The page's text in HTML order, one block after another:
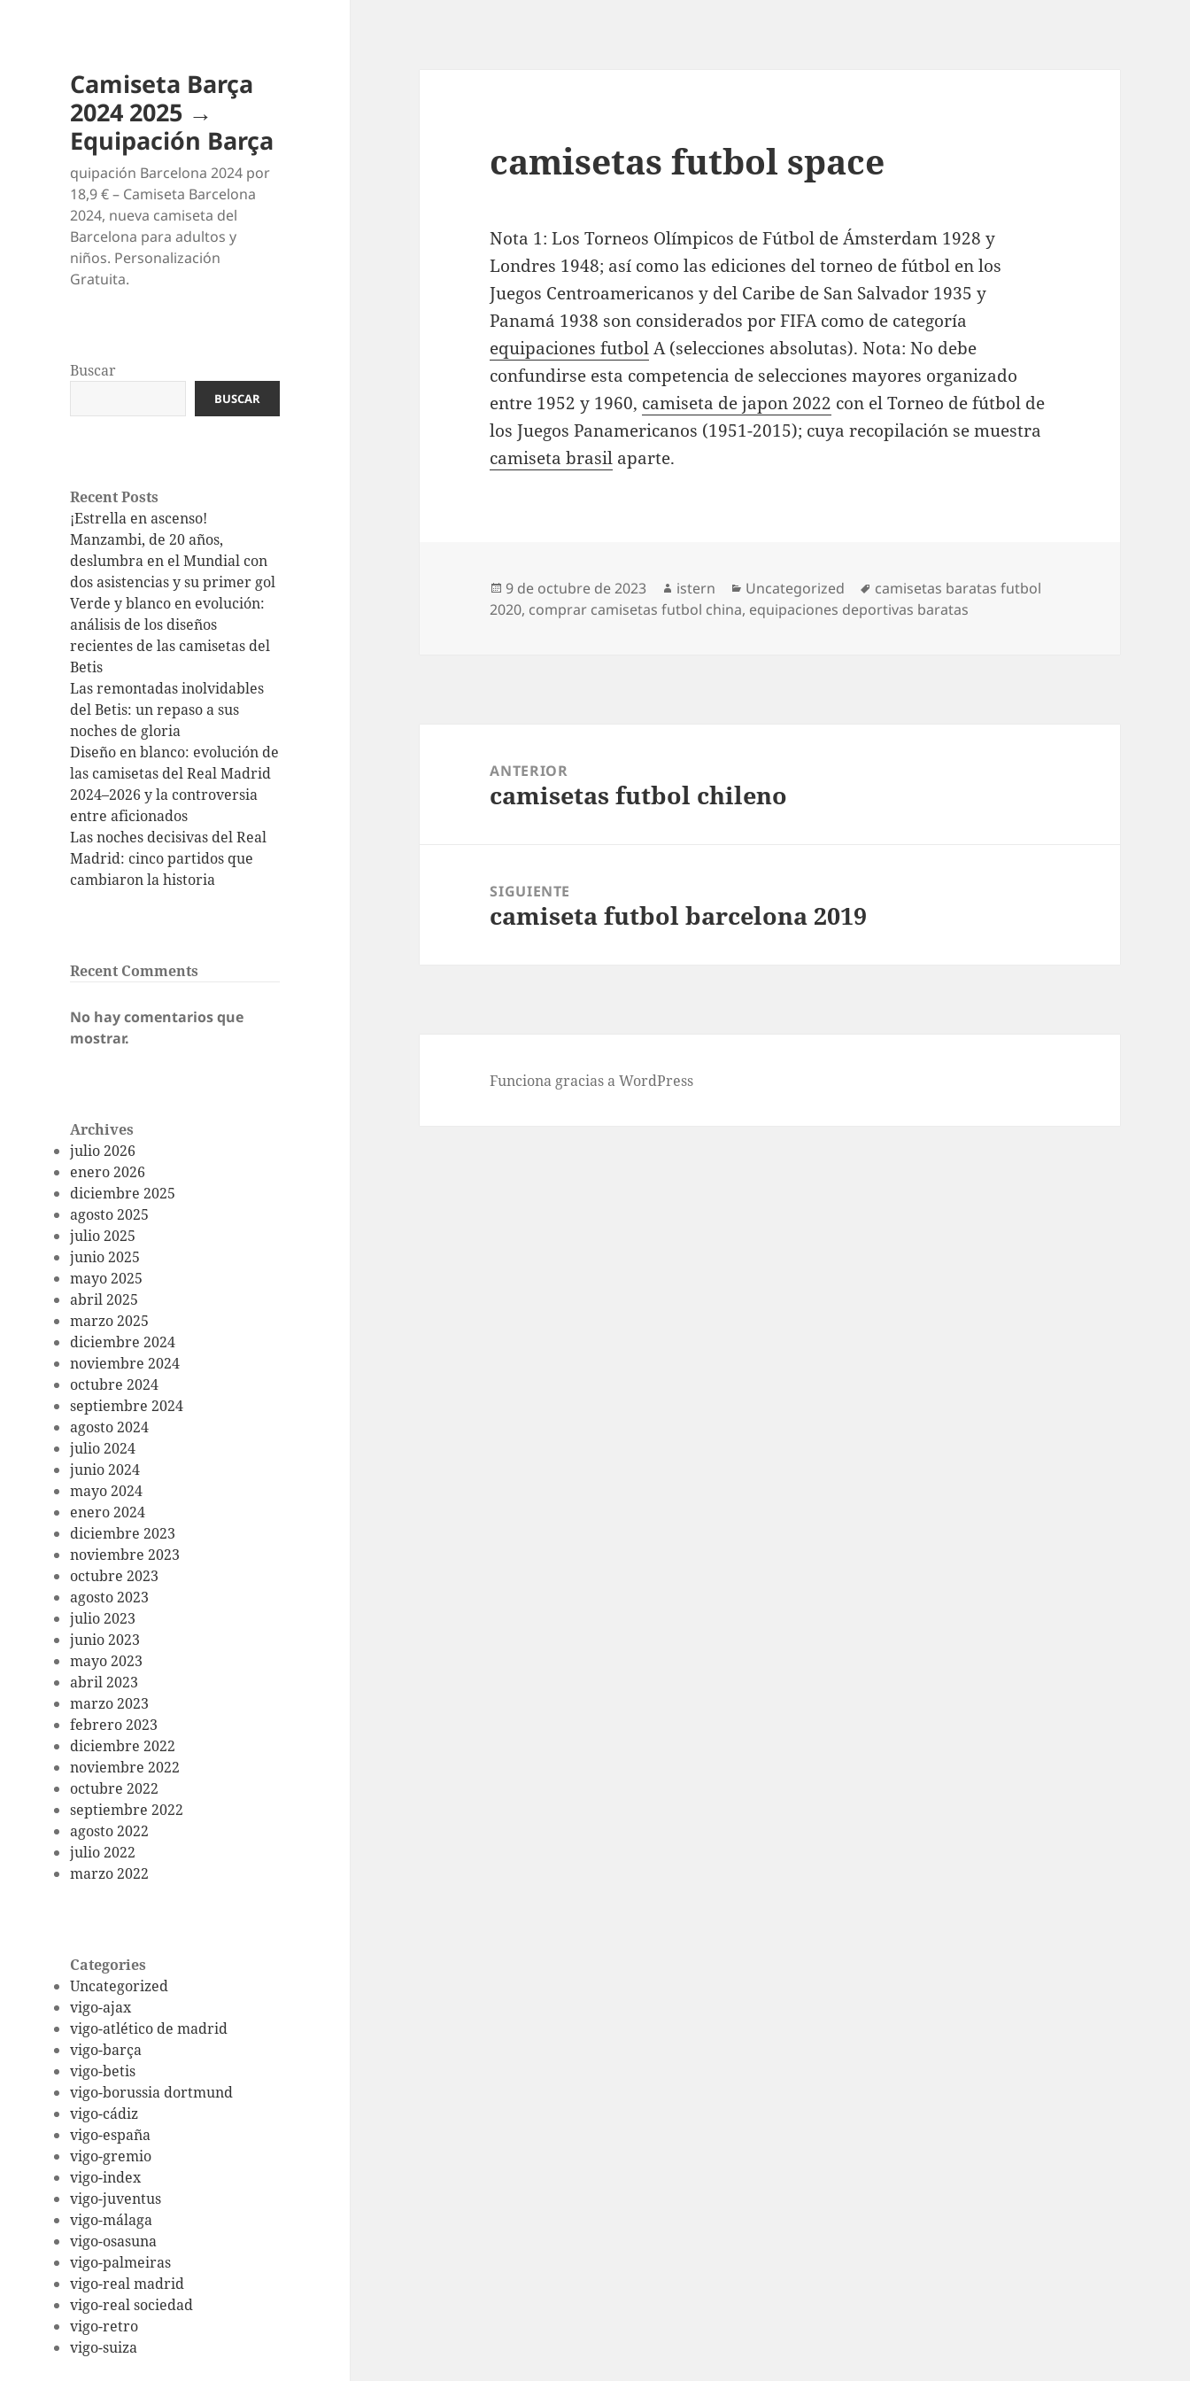
Camiseta Barça
2024 2025 →
Equipación Barça
quipación Barcelona 2024 por
18,9 € – Camiseta Barcelona
2024, nueva camiseta del
Barcelona para adultos y
niños. Personalización
Gratuita.
Buscar
BUSCAR
Recent Posts
¡Estrella en ascenso!
Manzambi, de 20 años,
deslumbra en el Mundial con
dos asistencias y su primer gol
Verde y blanco en evolución:
análisis de los diseños
recientes de las camisetas del
Betis
Las remontadas inolvidables
del Betis: un repaso a sus
noches de gloria
Diseño en blanco: evolución de
las camisetas del Real Madrid
2024–2026 y la controversia
entre aficionados
Las noches decisivas del Real
Madrid: cinco partidos que
cambiaron la historia
Recent Comments
No hay comentarios que
mostrar.
Archives
julio 2026
enero 2026
diciembre 2025
agosto 2025
julio 2025
junio 2025
mayo 2025
abril 2025
marzo 2025
diciembre 2024
noviembre 2024
octubre 2024
septiembre 2024
agosto 2024
julio 2024
junio 2024
mayo 2024
enero 2024
diciembre 2023
noviembre 2023
octubre 2023
agosto 2023
julio 2023
junio 2023
mayo 2023
abril 2023
marzo 2023
febrero 2023
diciembre 2022
noviembre 2022
octubre 2022
septiembre 2022
agosto 2022
julio 2022
marzo 2022
Categories
Uncategorized
vigo-ajax
vigo-atlético de madrid
vigo-barça
vigo-betis
vigo-borussia dortmund
vigo-cádiz
vigo-españa
vigo-gremio
vigo-index
vigo-juventus
vigo-málaga
vigo-osasuna
vigo-palmeiras
vigo-real madrid
vigo-real sociedad
vigo-retro
vigo-suiza
camisetas futbol space
Nota 1: Los Torneos Olímpicos de Fútbol de Ámsterdam 1928 y
Londres 1948; así como las ediciones del torneo de fútbol en los
Juegos Centroamericanos y del Caribe de San Salvador 1935 y
Panamá 1938 son considerados por FIFA como de categoría
equipaciones futbolA (selecciones absolutas). Nota: No debe
confundirse esta competencia de selecciones mayores organizado
entre 1952 y 1960, camiseta de japon 2022 con el Torneo de fútbol de
los Juegos Panamericanos (1951-2015); cuya recopilación se muestra
camiseta brasil aparte.
Publicado
el
9 de octubre de 2023 Autor
istern Categorías
Uncategorized Etiquetas
camisetas baratas futbol
2020, comprar camisetas futbol china, equipaciones deportivas baratas
entradas
ANTERIOR
Entrada
camisetas futbol chileno
SIGUIENTE
Entrada
camiseta futbol barcelona 2019
Funciona gracias a WordPress